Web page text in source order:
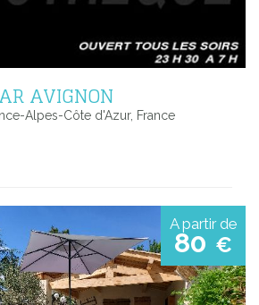
AVIGNON
Alpes-Côte d'Azur, France
A partir de
80 €